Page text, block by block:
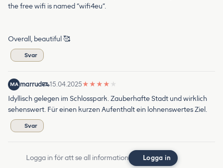
the free wifi is named “wifi4eu”.
Overall, beautiful 🥰
Svar
MA marrud 15.04.2025★ ★ ★ ★ ★
Idyllisch gelegen im Schlosspark. Zauberhafte Stadt und wirklich
sehenswert. Für einen kurzen Aufenthalt ein lohnenswertes Ziel.
Svar
Logga in för att se all information Logga in